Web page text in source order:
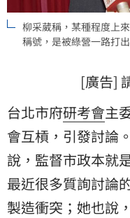
柳采葳稱，某種程度上
稱號，是被綠營一路打
[廣告]
台北市府研考會主
會互槓，引發討論。
說，監督市政本就
最近很多質詢討論
製造衝突；她也說